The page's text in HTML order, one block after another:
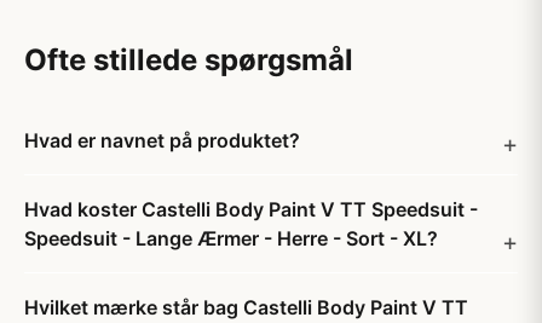
Ofte stillede spørgsmål
Hvad er navnet på produktet?
Hvad koster Castelli Body Paint V TT Speedsuit -
Speedsuit - Lange Ærmer - Herre - Sort - XL?
Hvilket mærke står bag Castelli Body Paint V TT